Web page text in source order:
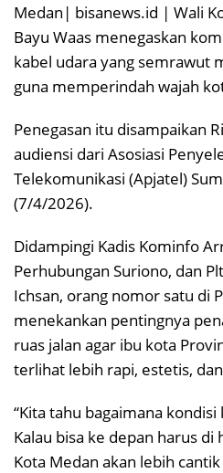
Medan| bisanews.id | Wali
Bayu Waas menegaskan
kabel udara yang semrawut
guna memperindah wajah
Penegasan itu disampaikan
audiensi dari Asosiasi
Telekomunikasi (Apjatel)
(7/4/2026).
Didampingi Kadis Kominfo
Perhubungan Suriono, dan
Ichsan, orang nomor satu di
menekankan pentingnya
ruas jalan agar ibu kota
terlihat lebih rapi, estetis,
“Kita tahu bagaimana
Kalau bisa ke depan harus di
Kota Medan akan lebih